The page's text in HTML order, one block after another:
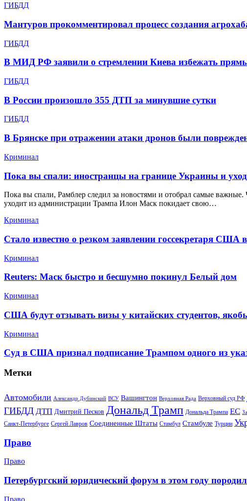
ГИБДД
Мантуров прокомментировал процесс создания
ГИБДД
В МИД РФ заявили о стремлении Киева избежать
ГИБДД
В России произошло 355 ДТП за минувшие сутки
ГИБДД
В Брянске при отражении атаки дронов были
Криминал
Пока вы спали: иностранцы на границе Украины и
Пока вы спали, Рамблер следил за новостями и отобрал самые
уходит из администрации Трампа Илон Маск покидает свою…
Криминал
Стало известно о резком заявлении госсекретаря США
Криминал
Reuters: Маск быстро и бесшумно покинул Белый дом
Криминал
США будут отзывать визы у китайских студентов,
Криминал
Суд в США признал подписание Трампом одного из
Метки
Автомобили Александр Дубинский ВСУ Вашингтон Верховная Рада Верховный суд РФ
ГИБДД ДТП Дмитрий Песков Дональд Трамп Дональда Трампа ЕС
Санкт-Петербурге Сергей Лавров Соединенные Штаты Стамбул Стамбуле Турции
Право
Право
Петербургский юридический форум в этом году
Право